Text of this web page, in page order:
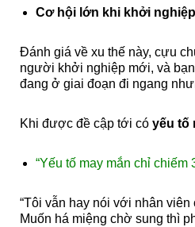
Cơ hội lớn khi khởi
Đánh giá về xu thế này, cựu
người khởi nghiệp mới, và
đang ở giai đoạn đi ngang
Khi được đề cập tới cóyếu tố
“Yếu tố may mắn chỉ chiếm
“Tôi vẫn hay nói với nhân
Muốn há miệng chờ sung thì